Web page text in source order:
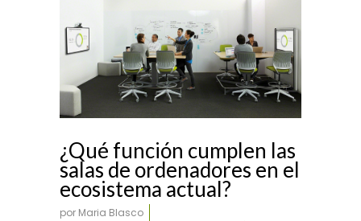
¿Qué función cumplen las
salas de ordenadores en el
ecosistema actual?
por Maria Blasco